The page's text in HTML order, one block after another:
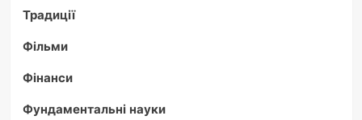
Традиції
Фільми
Фінанси
Фундаментальні науки